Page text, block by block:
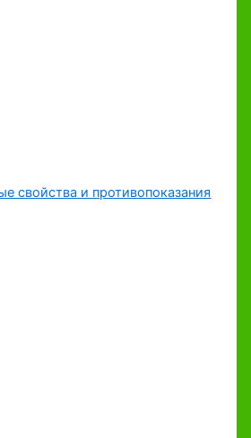
свойства и противопоказания